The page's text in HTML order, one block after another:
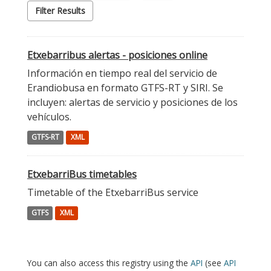
Filter Results
Etxebarribus alertas - posiciones online
Información en tiempo real del servicio de
Erandiobusa en formato GTFS-RT y SIRI. Se
incluyen: alertas de servicio y posiciones de los
vehículos.
GTFS-RT XML
EtxebarriBus timetables
Timetable of the EtxebarriBus service
GTFS XML
You can also access this registry using the API (see API